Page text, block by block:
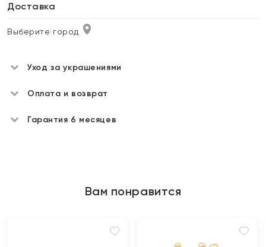
Доставка
Выберите город
Уход за украшениями
Оплата и возврат
Гарантия 6 месяцев
Вам понравится